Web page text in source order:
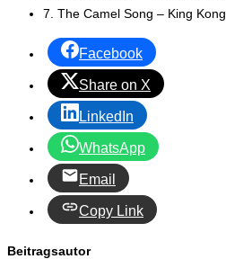
7. The Camel Song – King Kong
Facebook
Share on X
LinkedIn
WhatsApp
Email
Copy Link
Beitragsautor